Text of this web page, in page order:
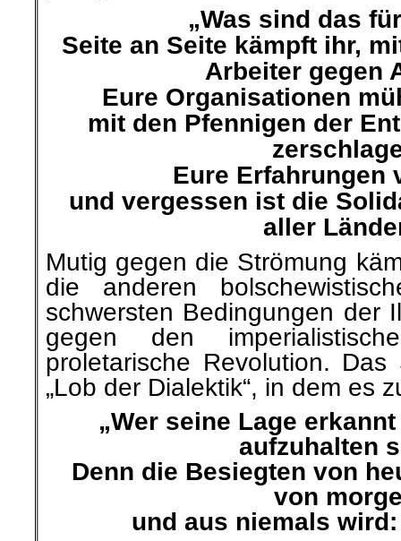
„Was sind das
Seite an Seite kämpft ihr,
Arbeiter gegen
Eure Organisationen
mit den Pfennigen der
Eure Erfahrungen
und vergessen ist die
aller
Mutig gegen die Strömung
die anderen
schwersten Bedingungen der
gegen den
proletarische Revolution.
„Lob der Dialektik“, in dem es
„Wer seine Lage
aufzuhalten
Denn die Besiegten von
von
und aus niemals